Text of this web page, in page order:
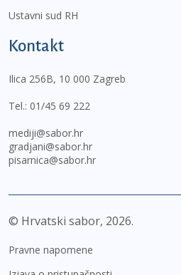
Ustavni sud RH
Kontakt
Ilica 256B, 10 000 Zagreb
Tel.: 01/45 69 222
mediji@sabor.hr
gradjani@sabor.hr
pisarnica@sabor.hr
© Hrvatski sabor, 2026
Pravne napomene